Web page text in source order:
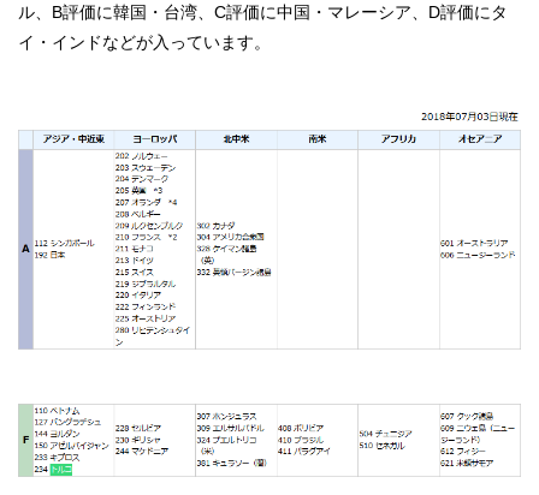
ル、B評価に韓国・台湾、C評価に中国・マレーシア、D評価にタ
イ・インドなどが入っています。